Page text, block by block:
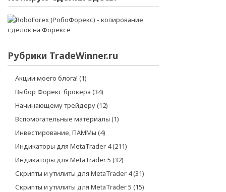
Рубрики TradeWinner.ru
Акции моего блога! (1)
Выбор Форекс брокера (34)
Начинающему трейдеру(12)
Вспомогательные материалы (1)
Инвестирование, ПАММы (4)
Индикаторы для MetaTrader 4(211)
Индикаторы для MetaTrader 5 (32)
Скрипты и утилиты для MetaTrader 4(31)
Скрипты и утилиты для MetaTrader 5 (15)